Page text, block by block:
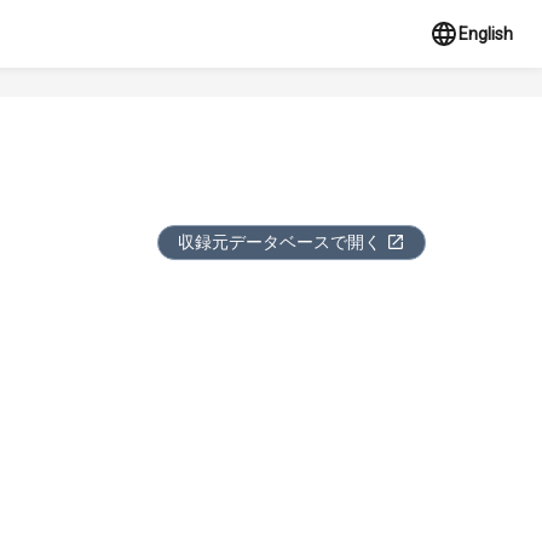
English
収録元データベースで開く